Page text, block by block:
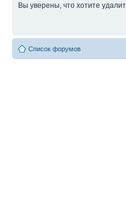
Вы уверены, что хотите
Список форумов